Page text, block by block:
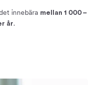
innebära mellan 1 000 –
år.